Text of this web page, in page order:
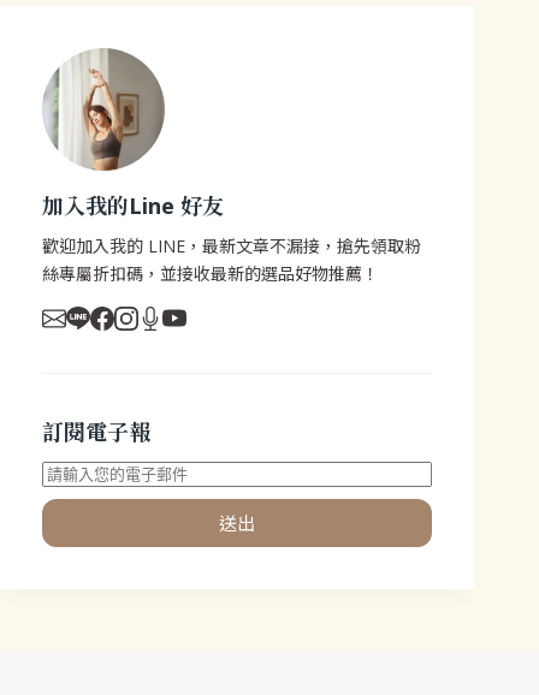
加入我的Line 好友
歡迎加入我的 LINE，最新文章不漏接，搶先領取粉
絲專屬折扣碼，並接收最新的選品好物推薦！
訂閱電子報
送出